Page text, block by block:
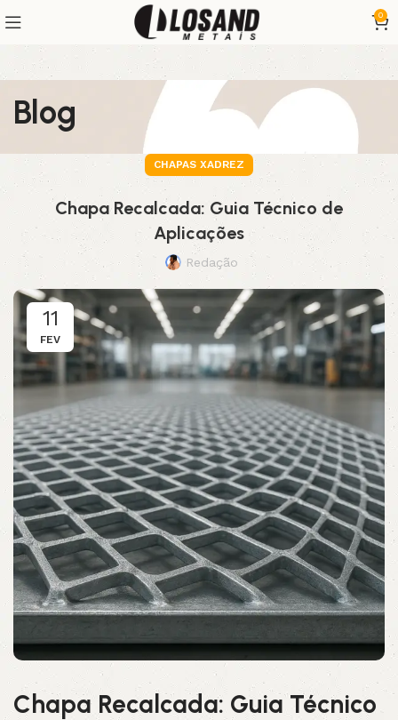
0
Blog
CHAPAS XADREZ
Chapa Recalcada: Guia Técnico de
Aplicações
Redação
11
FEV
Chapa Recalcada: Guia Técnico